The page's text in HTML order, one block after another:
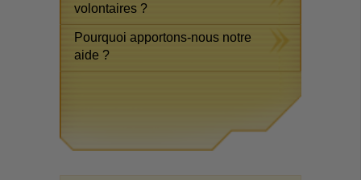
volontaires ?
Pourquoi apportons-nous notre
aide ?